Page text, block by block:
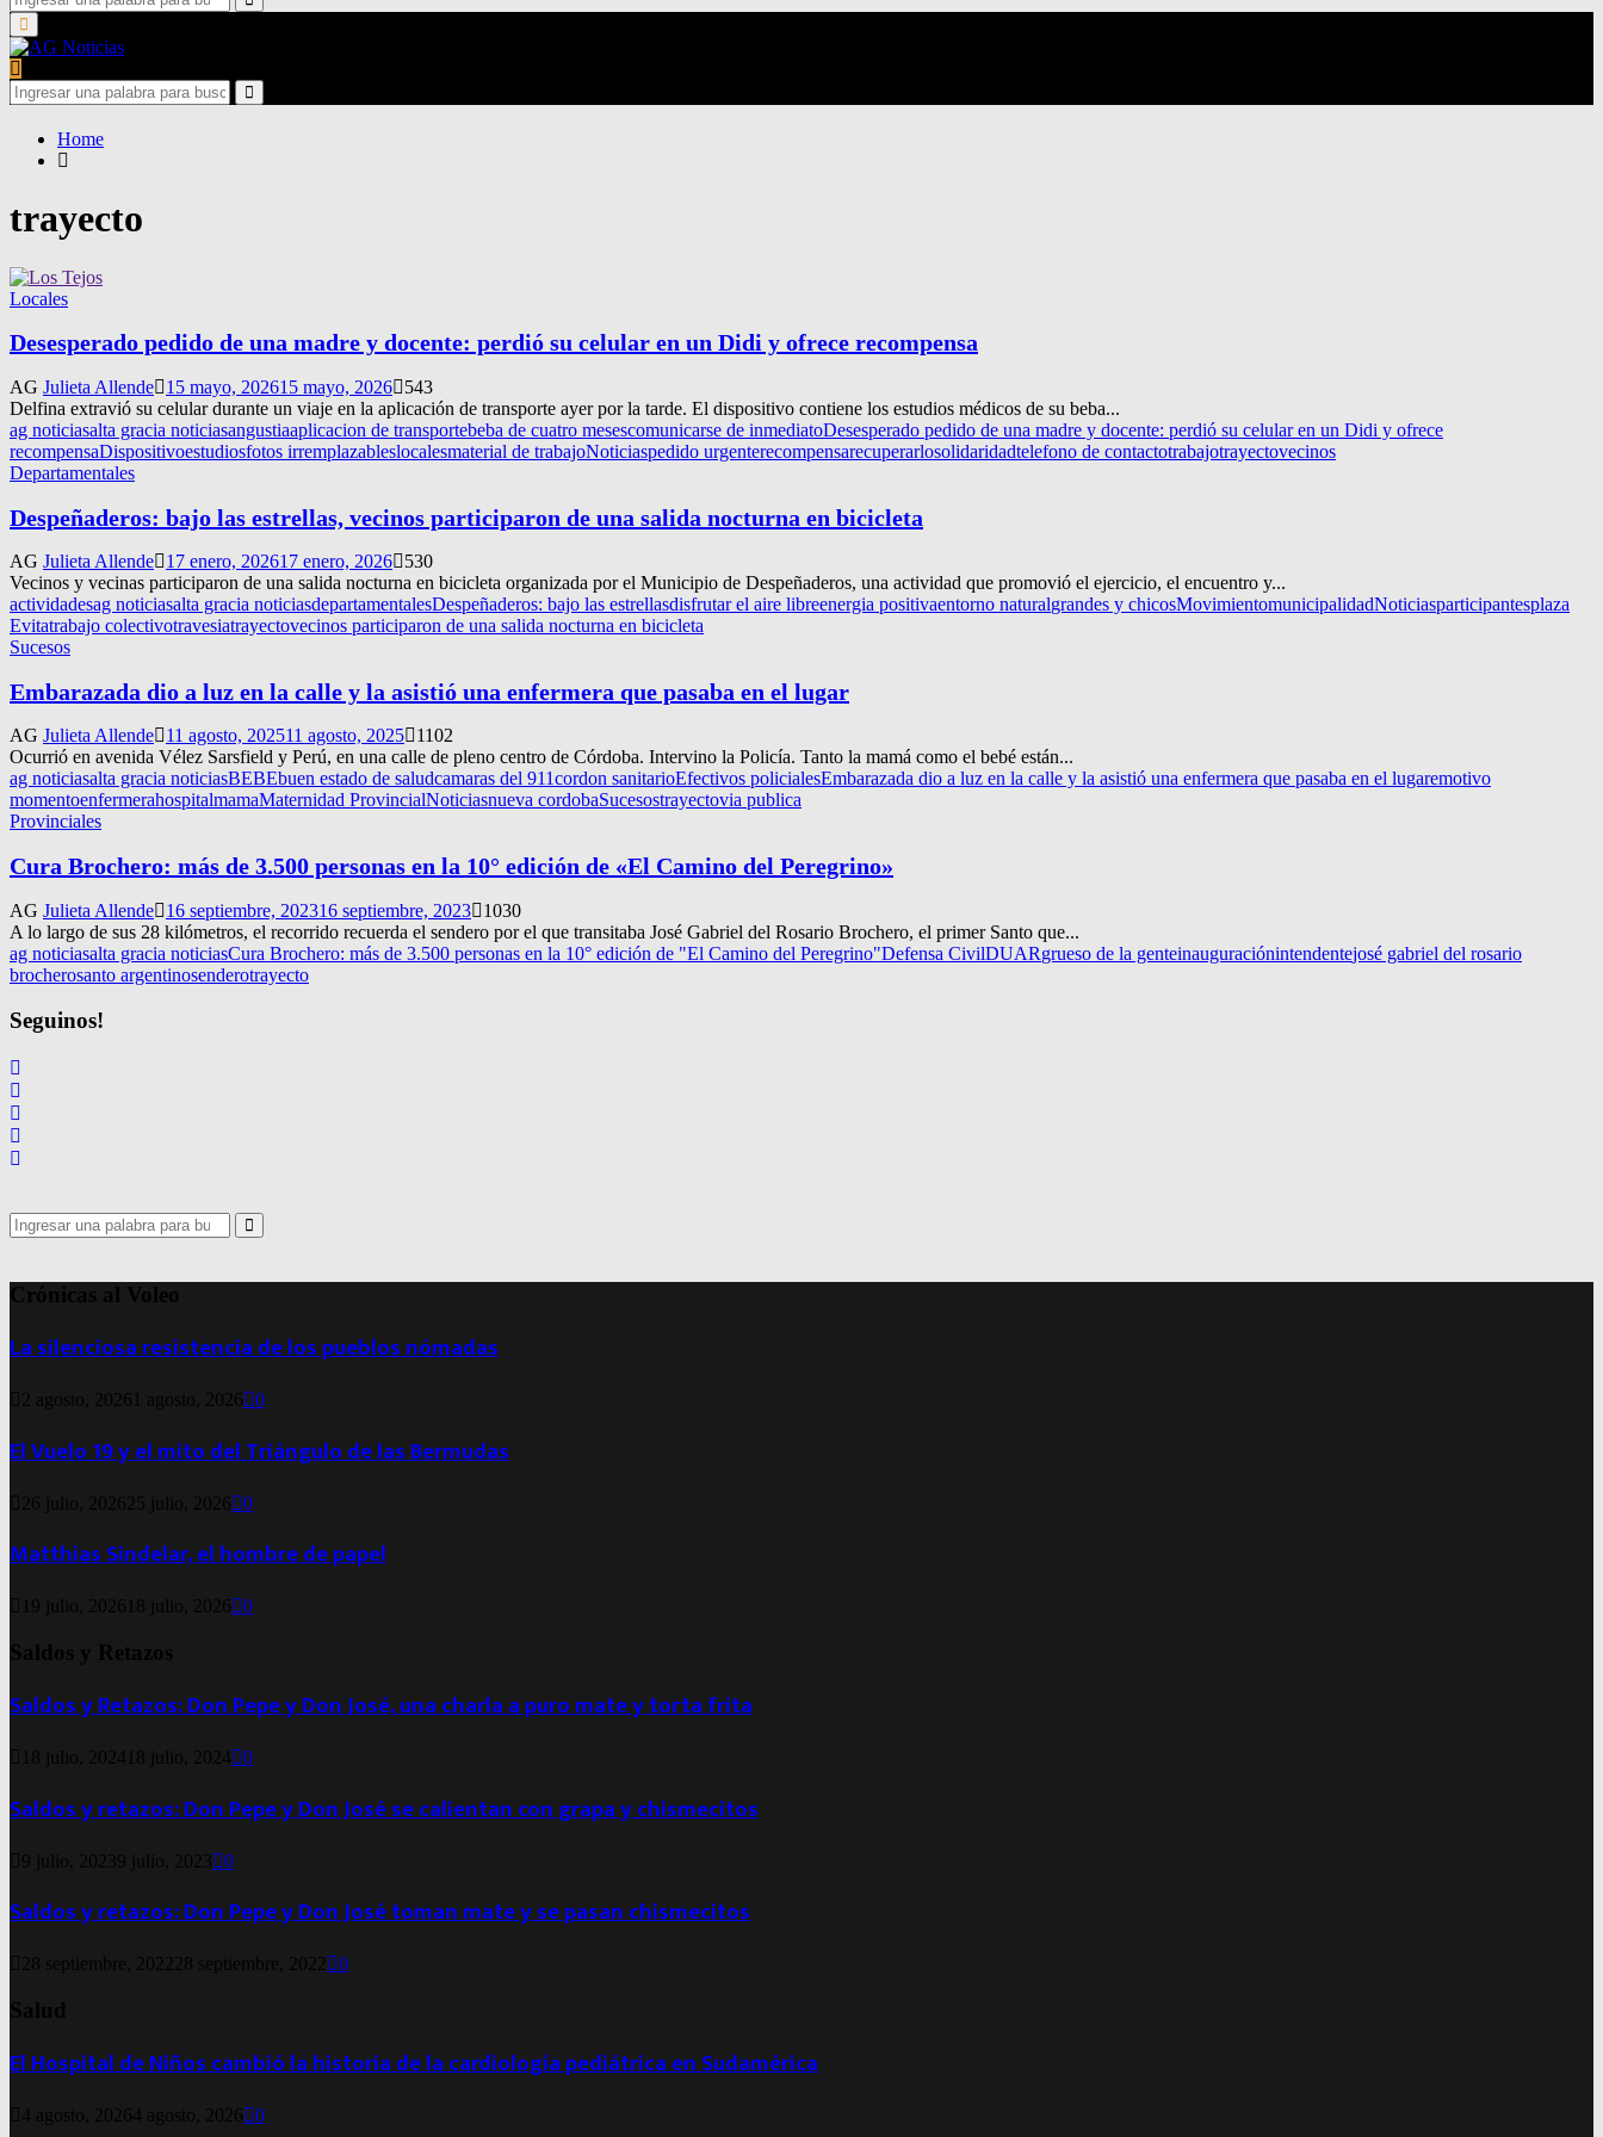
for:
Search
Primary
Menu
Search
for:
Search
Home
trayecto
Locales
Desesperado pedido de una madre y docente: perdió su celular en un Didi y ofrece recompensa
AG Julieta Allende 15 mayo, 202615 mayo, 2026
543
Delfina extravió su celular durante un viaje en la aplicación de transporte ayer por la tarde. El dispositivo contiene los estudios médicos de su beba...
ag noticiasalta gracia noticiasangustiaaplicacion de transportebeba de cuatro mesescomunicarse de inmediatoDesesperado pedido de una madre y docente: perdió su celular en un Didi y ofrece
recompensaDispositivoestudiosfotos irremplazableslocalesmaterial de trabajoNoticiaspedido urgenterecompensarecuperarlosolidaridadtelefono de contactotrabajotrayectovecinos
Departamentales
Despeñaderos: bajo las estrellas, vecinos participaron de una salida nocturna en bicicleta
AG Julieta Allende 17 enero, 202617 enero, 2026
530
Vecinos y vecinas participaron de una salida nocturna en bicicleta organizada por el Municipio de Despeñaderos, una actividad que promovió el ejercicio, el encuentro y...
actividadesag noticiasalta gracia noticiasdepartamentalesDespeñaderos: bajo las estrellasdisfrutar el aire libreenergia positivaentorno naturalgrandes y chicosMovimientomunicipalidadNoticiasparticipantesplaza
Evitatrabajo colectivotravesiatrayectovecinos participaron de una salida nocturna en bicicleta
Sucesos
Embarazada dio a luz en la calle y la asistió una enfermera que pasaba en el lugar
AG Julieta Allende 11 agosto, 202511 agosto, 2025
1102
Ocurrió en avenida Vélez Sarsfield y Perú, en una calle de pleno centro de Córdoba. Intervino la Policía. Tanto la mamá como el bebé están...
ag noticiasalta gracia noticiasBEBEbuen estado de saludcamaras del 911cordon sanitarioEfectivos policialesEmbarazada dio a luz en la calle y la asistió una enfermera que pasaba en el lugaremotivo
momentoenfermerahospitalmamaMaternidad ProvincialNoticiasnueva cordobaSucesostrayectovia publica
Provinciales
Cura Brochero: más de 3.500 personas en la 10° edición de «El Camino del Peregrino»
AG Julieta Allende 16 septiembre, 202316 septiembre, 2023
1030
A lo largo de sus 28 kilómetros, el recorrido recuerda el sendero por el que transitaba José Gabriel del Rosario Brochero, el primer Santo que...
ag noticiasalta gracia noticiasCura Brochero: más de 3.500 personas en la 10° edición de "El Camino del Peregrino"Defensa CivilDUARgrueso de la genteinauguraciónintendentejosé gabriel del rosario
brocherosanto argentinosenderotrayecto
Seguinos!
Search
for:
Search
Crónicas al Voleo
La silenciosa resistencia de los pueblos nómadas
2 agosto, 2026 1 agosto, 2026 0
El Vuelo 19 y el mito del Triángulo de las Bermudas
26 julio, 2026 25 julio, 2026 0
Matthias Sindelar, el hombre de papel
19 julio, 2026 18 julio, 2026 0
Saldos y Retazos
Saldos y Retazos: Don Pepe y Don José, una charla a puro mate y torta frita
18 julio, 2024 18 julio, 2024 0
Saldos y retazos: Don Pepe y Don José se calientan con grapa y chismecitos
9 julio, 20239 julio, 2023 0
Saldos y retazos: Don Pepe y Don José toman mate y se pasan chismecitos
28 septiembre, 2022 28 septiembre, 2022 0
Salud
El Hospital de Niños cambió la historia de la cardiología pediátrica en Sudamérica
4 agosto, 20264 agosto, 2026 0